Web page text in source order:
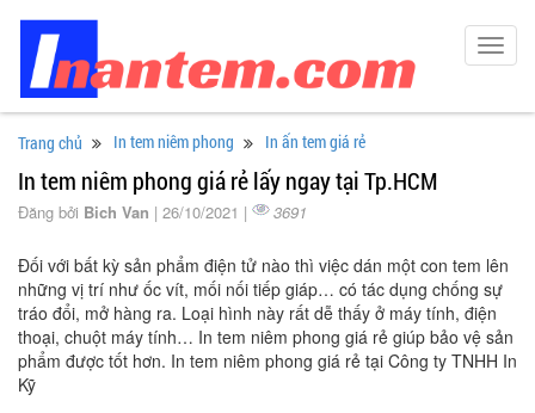
Trang chủ In tem niêm phong In ấn tem giá rẻ
In tem niêm phong giá rẻ lấy ngay tại Tp.HCM
Đăng bởi Bich Van | 26/10/2021 | 3691
Đối với bất kỳ sản phẩm điện tử nào thì việc dán một con tem lên
những vị trí như ốc vít, mối nối tiếp giáp… có tác dụng chống sự
tráo đổi, mở hàng ra. Loại hình này rất dễ thấy ở máy tính, điện
thoại, chuột máy tính… In tem niêm phong giá rẻ giúp bảo vệ sản
phẩm được tốt hơn. In tem niêm phong giá rẻ tại Công ty TNHH In
Kỹ